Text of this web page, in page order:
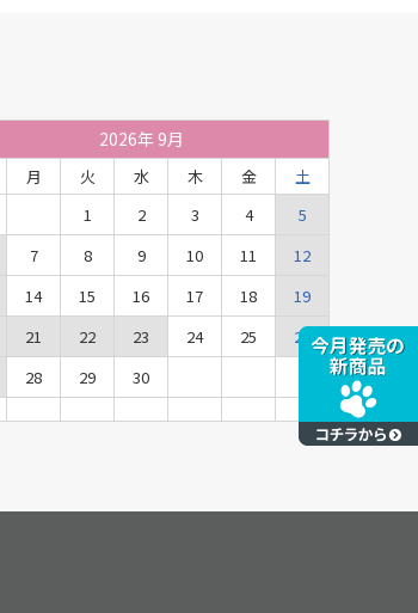
2026年 9月
月 火 水 木 金
土
1
2 3 4
5
7 8 9 10 11
12
14 15 16 17 18
19
21 22 23 24 25
26
28 29 30